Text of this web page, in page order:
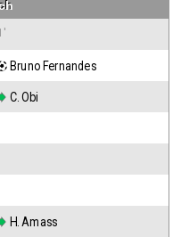
Bruno Fernandes
C. Obi
H. Amass